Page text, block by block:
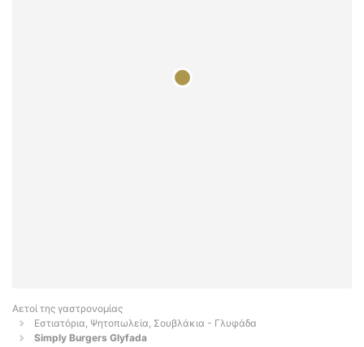
Αετοί της γαστρονομίας
Εστιατόρια, Ψητοπωλεία, Σουβλάκια - Γλυφάδα
Simply Burgers Glyfada